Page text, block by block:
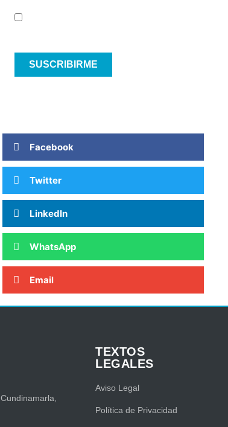
SUSCRIBIRME
Facebook
Twitter
LinkedIn
WhatsApp
Email
TEXTOS
LEGALES
Aviso Legal
Política de Privacidad